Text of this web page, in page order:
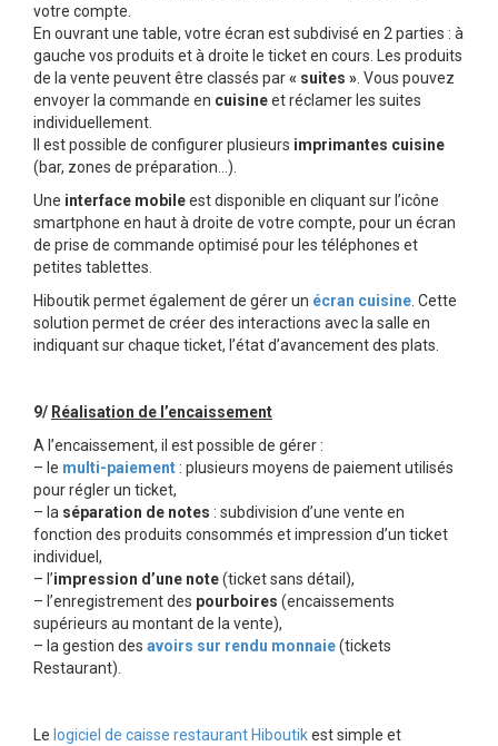
votre compte.
En ouvrant une table, votre écran est subdivisé en 2 parties : à
gauche vos produits et à droite le ticket en cours. Les produits
de la vente peuvent être classés par« suites ». Vous pouvez
envoyer la commande en cuisineet réclamer les suites
individuellement.
Il est possible de configurer plusieurs imprimantes cuisine
(bar, zones de préparation…).
Une interface mobileest disponible en cliquant sur l’icône
smartphone en haut à droite de votre compte, pour un écran
de prise de commande optimisé pour les téléphones et
petites tablettes.
Hiboutik permet également de gérer un écran cuisine. Cette
solution permet de créer des interactions avec la salle en
indiquant sur chaque ticket, l’état d’avancement des plats.
9/ Réalisation de l’encaissement
A l’encaissement, il est possible de gérer :
– le multi-paiement : plusieurs moyens de paiement utilisés
pour régler un ticket,
– la séparation de notes : subdivision d’une vente en
fonction des produits consommés et impression d’un ticket
individuel,
– l’impression d’une note(ticket sans détail),
– l’enregistrement des pourboires (encaissements
supérieurs au montant de la vente),
– la gestion des avoirs sur rendu monnaie(tickets
Restaurant).
Le logiciel de caisse restaurant Hiboutikest simple et